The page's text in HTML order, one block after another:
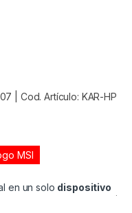
| Cod. Artículo: KAR-HP
MSI
en un solo dispositivo